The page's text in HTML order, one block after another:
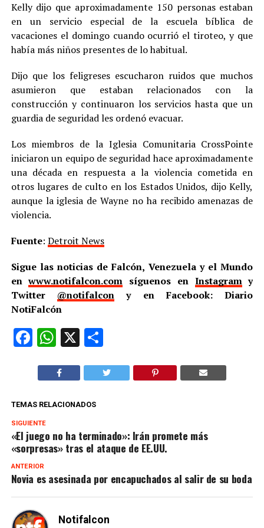
Kelly dijo que aproximadamente 150 personas estaban
en un servicio especial de la escuela bíblica de
vacaciones el domingo cuando ocurrió el tiroteo, y que
había más niños presentes de lo habitual.
Dijo que los feligreses escucharon ruidos que muchos
asumieron que estaban relacionados con la
construcción y continuaron los servicios hasta que un
guardia de seguridad les ordenó evacuar.
Los miembros de la Iglesia Comunitaria CrossPointe
iniciaron un equipo de seguridad hace aproximadamente
una década en respuesta a la violencia cometida en
otros lugares de culto en los Estados Unidos, dijo Kelly,
aunque la iglesia de Wayne no ha recibido amenazas de
violencia.
Fuente: Detroit News
Sigue las noticias de Falcón, Venezuela y el Mundo
enwww.notifalcon.com síguenos en Instagramy
Twitter @notifalcon y en Facebook: Diario
NotiFalcón
Facebook
WhatsApp
X
TEMAS RELACIONADOS
SIGUIENTE
«El juego no ha terminado»: Irán promete más
«sorpresas» tras el ataque de EE.UU.
ANTERIOR
Novia es asesinada por encapuchados al salir de su boda
Notifalcon